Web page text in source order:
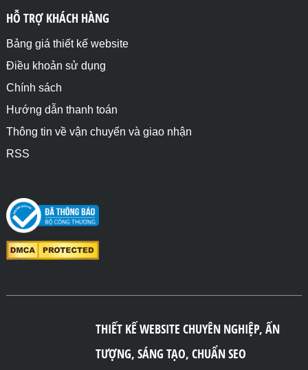
HỖ TRỢ KHÁCH HÀNG
Bảng giá thiết kế website
Điều khoản sử dụng
Chính sách
Hướng dẫn thanh toán
Thông tin về vận chuyển và giao nhận
RSS
THIẾT KẾ WEBSITE CHUYÊN NGHIỆP, ẤN
TƯỢNG, SÁNG TẠO, CHUẨN SEO